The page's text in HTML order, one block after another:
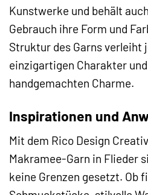
Kunstwerke und behält
Gebrauch ihre Form und
Struktur des Garns verleiht
einzigartigen Charakter
handgemachten Charme.
Inspirationen und
Mit dem Rico Design
Makramee-Garn in Flieder
keine Grenzen gesetzt. Ob